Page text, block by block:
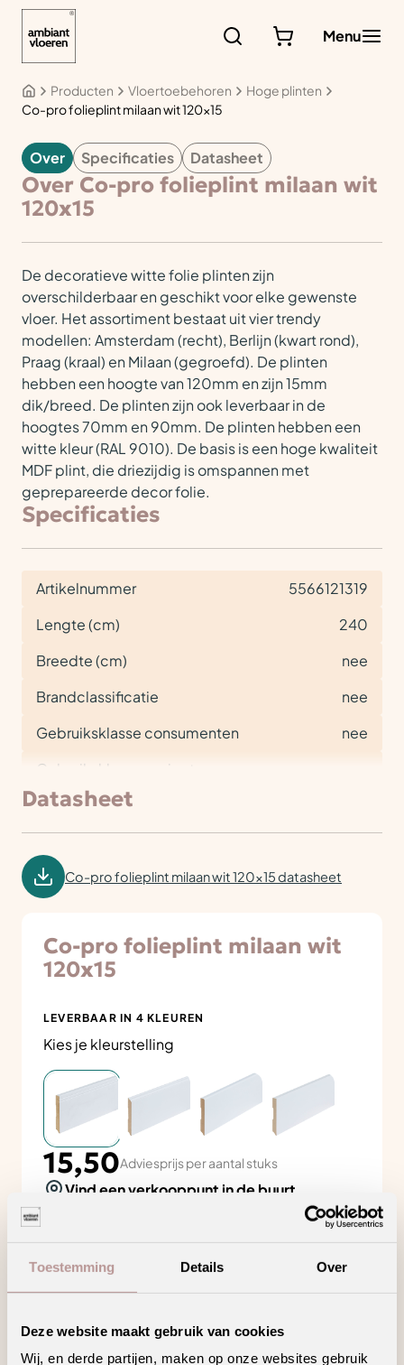
Toestemming Details Over
Deze website maakt gebruik van cookies
Wij, en derde partijen, maken op onze websites gebruik
Menu
Producten Vloertoebehoren
Hoge plinten
Co-pro folieplint milaan wit 120×15
VLOERTOEBEHOREN
Over Specificaties Datasheet
Over Co-pro folieplint milaan wit
120x15
De decoratieve witte folie plinten zijn
overschilderbaar en geschikt voor elke gewenste
vloer. Het assortiment bestaat uit vier trendy
modellen: Amsterdam (recht), Berlijn (kwart rond),
Praag (kraal) en Milaan (gegroefd). De plinten
hebben een hoogte van 120mm en zijn 15mm
dik/breed. De plinten zijn ook leverbaar in de
hoogtes 70mm en 90mm. De plinten hebben een
witte kleur (RAL 9010). De basis is een hoge kwaliteit
MDF plint, die driezijdig is omspannen met
geprepareerde decor folie.
Specificaties
Artikelnummer
5566121319
Lengte (cm)
240
Breedte (cm)
nee
Brandclassificatie
nee
Gebruiksklasse consumenten
nee
Gebruiksklasse project
Datasheet
Co-pro folieplint milaan wit 120x15 datasheet
Co-pro folieplint milaan wit
120x15
LEVERBAAR IN 4 KLEUREN
Kies je kleurstelling
15,50Adviesprijs per aantal stuks
Vind een verkooppunt in de buurt
Zeker weten dat je de juiste keuze maakt? Plan
. Liever zelf kijken? Vind
Zoeken